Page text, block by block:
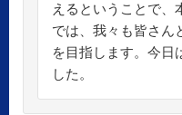
えるということで、
では、我々も皆さん
を目指します。今日
した。